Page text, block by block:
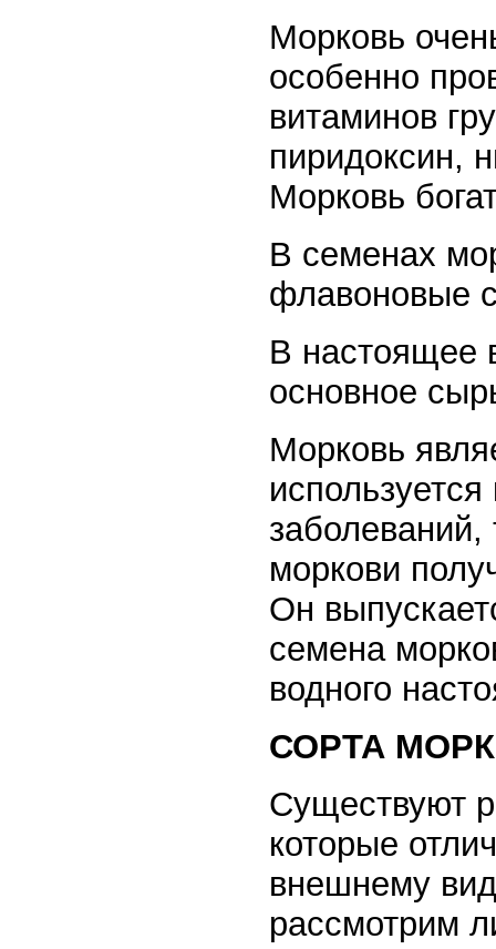
Морковь
особенно
витаминов
пиридоксин,
Морковь
В семенах
флавоновые
В настоящее
основное
Морковь
моркови
Он
семена
водного
СОРТА
Существуют
которые
внешнему
рассмотрим